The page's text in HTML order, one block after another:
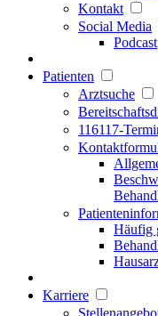
Kontakt
Social Media
Podcast
Patienten
Arztsuche
116117-
Häufig
Karriere